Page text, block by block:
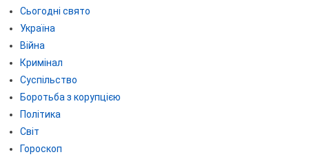
Сьогодні свято
Україна
Війна
Кримінал
Суспільство
Боротьба з корупцією
Політика
Світ
Гороскоп